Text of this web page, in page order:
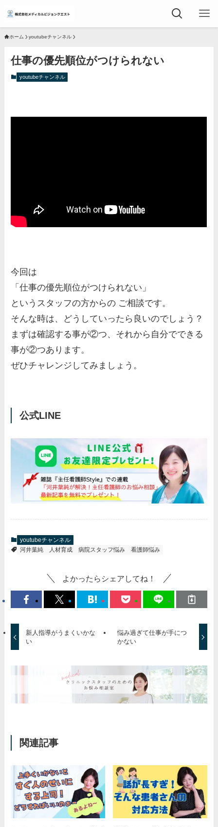
ホーム youtubeチャンネル
仕事の優先順位がつけられない
youtubeチャンネル
今回は
「仕事の優先順位がつけられない」
というスタッフの方からの ご相談です。
そんな時は、どうしていったら良いのでしょう？
まずは確認する事が②つ、それから自分でできる
事が②つあります。
ぜひチャレンジしてみましょう。
公式LINE
youtubeチャンネル
河井葉純
人材育成 病院スタッフ悩み 看護師悩み
よかったらシェアしてね！
新人指導がうまくいかな
い
悩み過ぎて仕事が手につ
かない
関連記事